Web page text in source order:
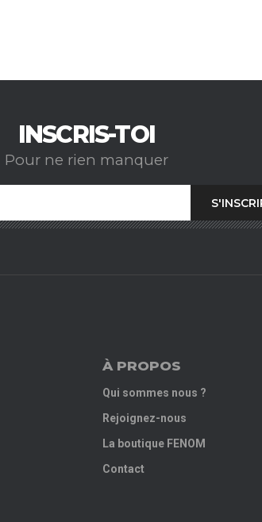
INSCRIS-TOI
Pour ne rien manquer
À PROPOS
Qui sommes nous ?
Rejoignez-nous
La boutique FENOM
Contact